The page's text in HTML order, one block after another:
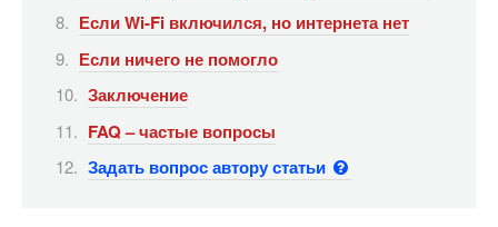
Если Wi-Fi включился, но интернета нет
Если ничего не помогло
Заключение
FAQ – частые вопросы
Задать вопрос автору статьи